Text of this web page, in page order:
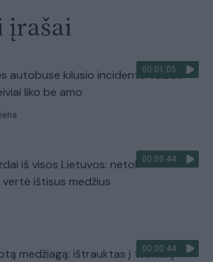
įrašai
00:01:05
autobuse kilusio incidento vaizdo
liko be amo
00:00:44
iš visos Lietuvos: netoli
vertė ištisus medžius
00:00:44
medžiagą: ištrauktas į tvenkinį